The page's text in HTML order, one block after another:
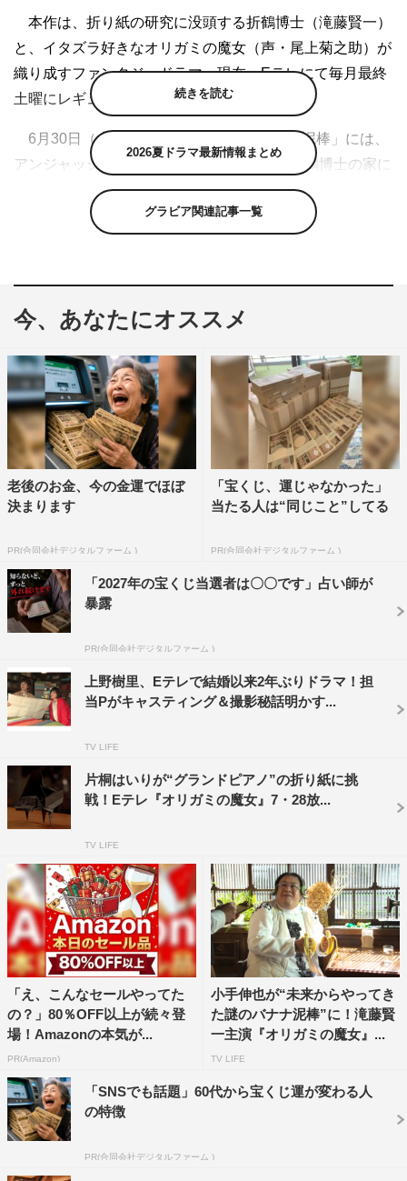
本作は、折り紙の研究に没頭する折鶴博士（滝藤賢一）
と、イタズラ好きなオリガミの魔女（声・尾上菊之助）が
織り成すファンタジードラマ。現在、Eテレにて毎月最終
土曜にレギュラー放送中だ。
6月30日（土）放送の第14話「ワケありな泥棒」には、
アンジャッシュの児嶋一哉がゲスト出演。折鶴博士の家に
忍び込み、見つかった途端に転び頭を打って気絶してしま
うというマヌケな泥棒役を演じる。
ンがある。このシーンは、ほとんどアドリブで、ゲストの
素の姿が垣間見える。
今回、「奥さんに折り方を覚えてきてほしい」と言わ
れ、ひまわりの折り紙に挑んだ児嶋。博士の折り紙だけが
両面に色がついた上質な紙を使っていることを知り、「な
んで博士だけいい紙で…」とボヤきながら折り紙を折って
いた。
ドラマ『オリガミの魔女と博士の四角い時間』第14話
＜第14話あらすじ＞
ある夜、折鶴博士（滝藤）が水を飲もうと台所に向かう
と、風呂敷包みを担いだ泥棒（児嶋）と遭遇。博士の姿に
驚いたドジで気の小さい泥棒は失神してしまう。そして、
被害者のはずの博士が、なぜか泥棒を介抱することに。目
を覚ました泥棒をとがめると、博士の家には「ろくなもの
がない！」と言いだす始末。しかも、悪びれる様子もな
していた…。
©NHK
続きを読む
2026夏ドラマ最新情報まとめ
グラビア関連記事一覧
アンジャッシュ 児嶋一哉
尾上菊之助 滝藤賢一
今、あなたにオススメ
老後のお金、今の金運でほぼ
決まります
PR(合同会社デジタルファーム )
「宝くじ、運じゃなかった」
当たる人は“同じこと”してる
PR(合同会社デジタルファーム )
「2027年の宝くじ当選者は〇〇です」占い師が
暴露
PR(合同会社デジタルファーム )
上野樹里、Eテレで結婚以来2年ぶりドラマ！担
当Pがキャスティング＆撮影秘話明かす...
TV LIFE
片桐はいりが“グランドピアノ”の折り紙に挑
戦！Eテレ『オリガミの魔女』7・28放...
TV LIFE
「え、こんなセールやってた
の？」80％OFF以上が続々登
場！Amazonの本気が...
PR(Amazon)
小手伸也が“未来からやってき
た謎のバナナ泥棒”に！滝藤賢
一主演『オリガミの魔女』...
TV LIFE
「SNSでも話題」60代から宝くじ運が変わる人
の特徴
PR(合同会社デジタルファーム )